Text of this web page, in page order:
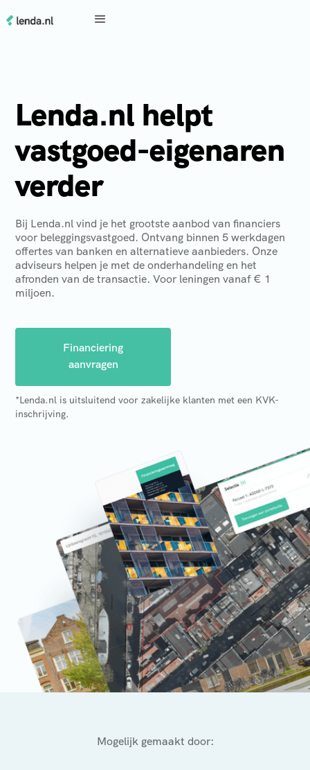
Lenda.nl helpt
vastgoed-eigenaren
verder
Bij Lenda.nl vind je het grootste aanbod van financiers
voor beleggingsvastgoed. Ontvang binnen 5 werkdagen
offertes van banken en alternatieve aanbieders. Onze
adviseurs helpen je met de onderhandeling en het
afronden van de transactie. Voor leningen vanaf € 1
miljoen.
Financiering
aanvragen
*Lenda.nl is uitsluitend voor zakelijke klanten met een KVK-
inschrijving.
Mogelijk gemaakt door: